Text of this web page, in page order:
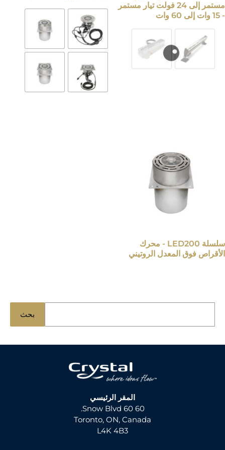
بحث
مستمر إلى 24 فولت تيار مستمر
- 15 وات إلى 60 وات
سلسلة LED200 - محرك
الأقراص فوق المعدل الروتيني
المقر الرئيسي
60 60 Snow Blvd.
Toronto, ON, Canada
L4K 4B3